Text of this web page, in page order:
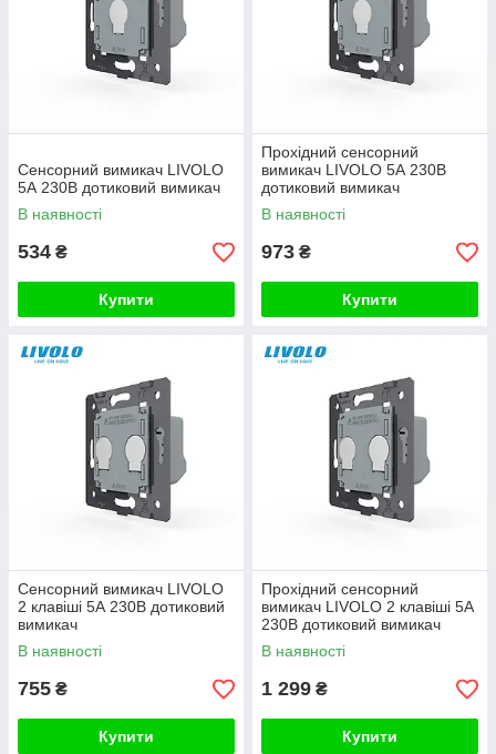
Сенсорний вимикач LIVOLO
5А 230В дотиковий вимикач
В наявності
534 ₴
Купити
Прохідний сенсорний
вимикач LIVOLO 5А 230В
дотиковий вимикач
В наявності
973 ₴
Купити
Сенсорний вимикач LIVOLO
2 клавіші 5А 230В дотиковий
вимикач
В наявності
755 ₴
Купити
Прохідний сенсорний
вимикач LIVOLO 2 клавіші 5А
230В дотиковий вимикач
В наявності
1 299 ₴
Купити